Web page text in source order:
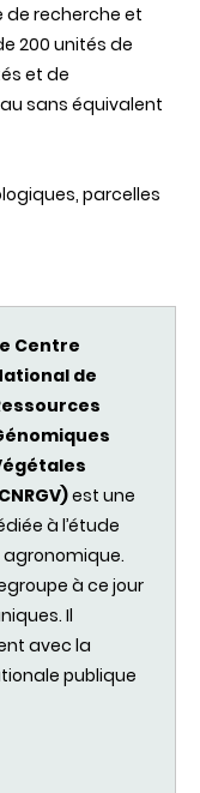
de recherche et
200 unités de
et de
sans équivalent
parcelles
Centre
de
CNRGV)estune
à l’étude
agronomique.
à ce jour
. Il
avec la
publique